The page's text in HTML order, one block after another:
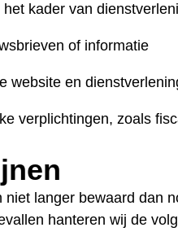
kader van
of informatie
website en
verplichtingen, zoals
langer bewaard dan
hanteren wij de